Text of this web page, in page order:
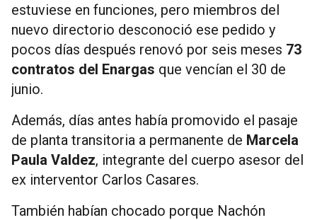
estuviese en funciones, pero miembros del
nuevo directorio desconoció ese pedido y
pocos días después renovó por seis meses 73
contratos del Enargas que vencían el 30 de
junio.
Además, días antes había promovido el pasaje
de planta transitoria a permanente de Marcela
Paula Valdez, integrante del cuerpo asesor del
ex interventor Carlos Casares.
También habían chocado porque Nachón